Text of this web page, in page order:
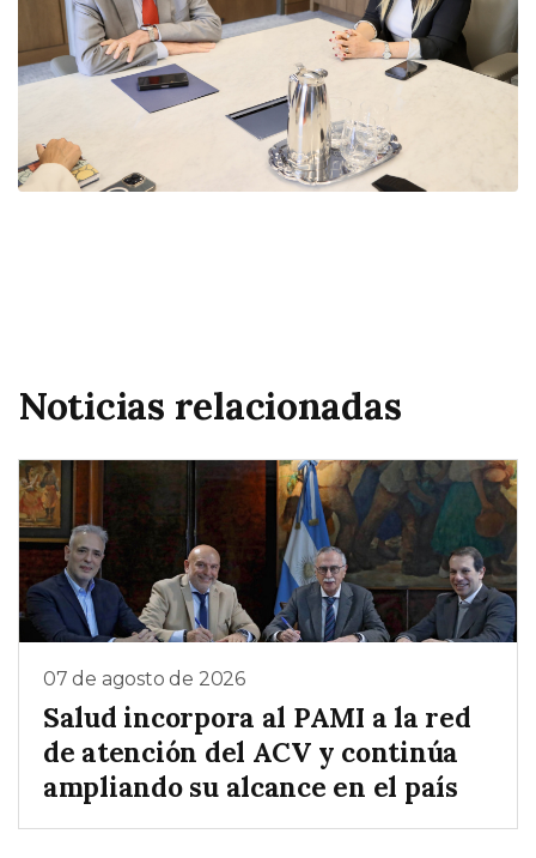
Noticias relacionadas
07 de agosto de 2026
Salud incorpora al PAMI a la red
de atención del ACV y continúa
ampliando su alcance en el país